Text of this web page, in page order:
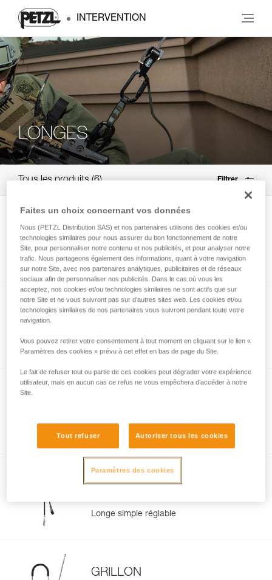
INTERVENTION
LONGES
Tous les produits 6 Filtrer
NEW
SCORPIO®VERTIGO
Longe de via ferrata avec mousquetons
VERTIGO
NEW
®
Longe de via ferrata avec mousquetons
EASHOOK
Longe simple réglable
GRILLON
Faites un choix concernant vos données
Nous (PETZL Distribution SAS) et nos partenaires utilisons des cookies et/ou
technologies similaires pour nous assurer du bon fonctionnement de notre
Site, pour personnaliser notre contenu et nos publicités, et pour analyser notre
trafic. Nous partageons également des informations, quant à votre navigation
sur notre Site, avec nos partenaires analytiques, publicitaires et de réseaux
sociaux afin de personnaliser nos publicités. Dans le cas où vous les
acceptez, nos cookies et/ou technologies similaires ne sont actifs que sur
notre Site et ne vous suivront pas sur d’autres sites web. Les cookies et/ou
technologies similaires de nos partenaires vous suivront pendant toute votre
navigation.
Vous pouvez retirer votre consentement à tout moment en cliquant sur le lien «
Paramètres des cookies » prévu à cet effet en bas de page du Site.
Le fait de refuser tout ou partie de ces cookies peut dégrader votre expérience
utilisateur, mais en aucun cas ce refus ne vous empêchera d’accéder à notre
Site.
Tout refuser Autoriser tous les cookies
Paramètres des cookies